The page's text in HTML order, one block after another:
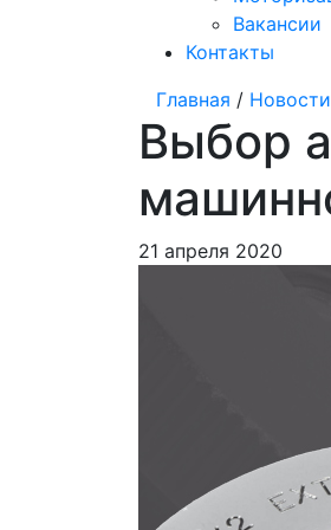
Вакансии
Контакты
Главная / Новости
Выбор
21 апреля 2020